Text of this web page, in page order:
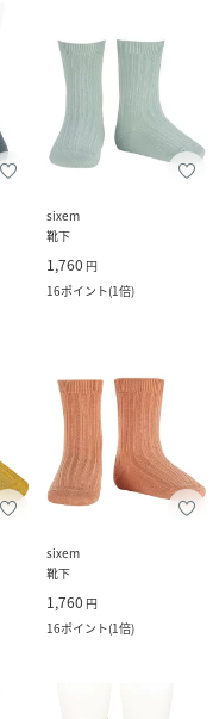
sixem
靴下
1,760 円
16ポイント(1倍)
sixem
靴下
1,760 円
16ポイント(1倍)